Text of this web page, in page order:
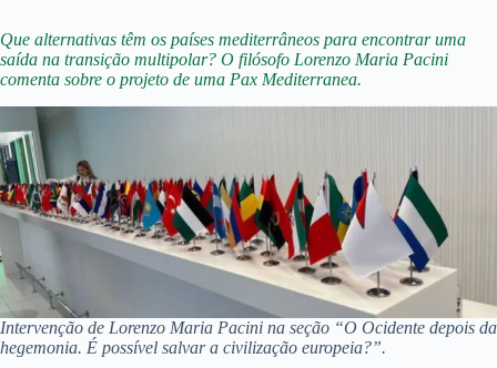
Que alternativas têm os países mediterrâneos para encontrar uma
saída na transição multipolar? O filósofo Lorenzo Maria Pacini
comenta sobre o projeto de uma Pax Mediterranea.
Intervenção de Lorenzo Maria Pacini na seção “O Ocidente depois da
hegemonia. É possível salvar a civilização europeia?”.